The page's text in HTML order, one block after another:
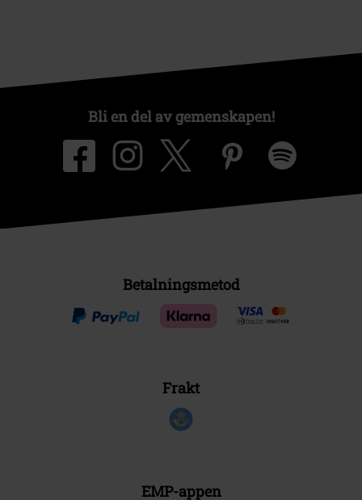
Bli en del av gemenskapen!
Betalningsmetod
Frakt
EMP-appen